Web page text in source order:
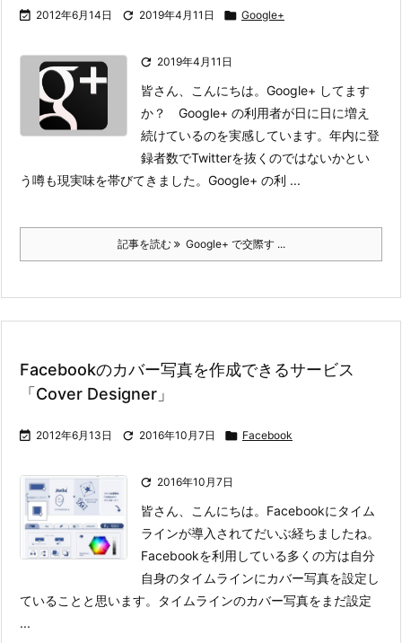
 2012年6月14日  2019年4月11日  Google+
 2019年4月11日
皆さん、こんにちは。Google+ してます
か？ Google+ の利用者が日に日に増え
続けているのを実感しています。年内に登
録者数でTwitterを抜くのではないかとい
う噂も現実味を帯びてきました。Google+ の利 ...
記事を読む Google+ で交際す ...
Facebookのカバー写真を作成できるサービス
「Cover Designer」
 2012年6月13日  2016年10月7日  Facebook
 2016年10月7日
皆さん、こんにちは。Facebookにタイム
ラインが導入されてだいぶ経ちましたね。
Facebookを利用している多くの方は自分
自身のタイムラインにカバー写真を設定し
ていることと思います。
タイムラインのカバー写真をまだ設定
...